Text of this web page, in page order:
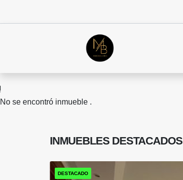
No se encontró inmueble .
INMUEBLES DESTACADOS
DESTACADO